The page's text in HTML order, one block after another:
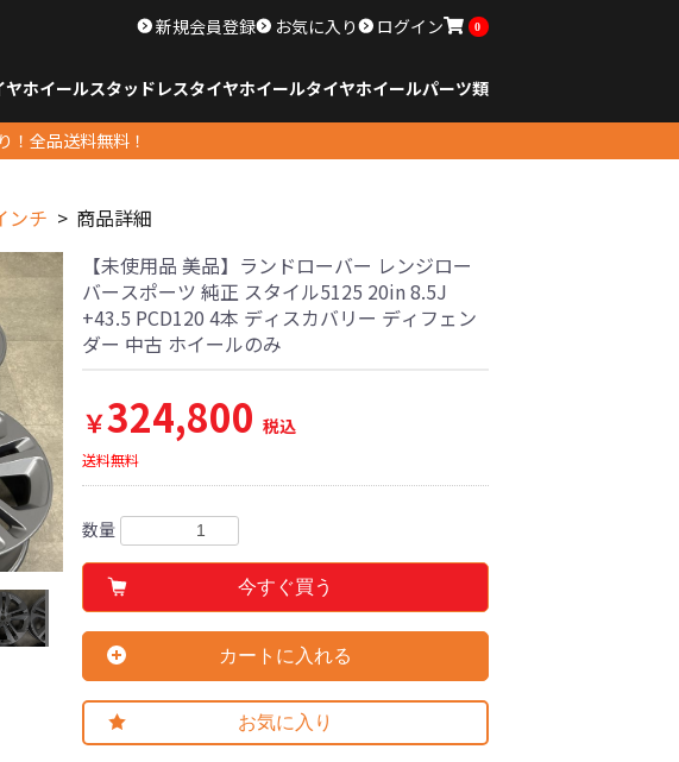
新規会員登録 お気に入り ログイン 0
ヤホイールスタッドレスタイヤホイールタイヤホイールパーツ類
！全品送料無料！
ンチ 商品詳細
【未使用品 美品】ランドローバー レンジロー
バースポーツ 純正 スタイル5125 20in 8.5J
+43.5 PCD120 4本 ディスカバリー ディフェン
ダー 中古 ホイールのみ
￥324,800 税込
送料無料
数量
今すぐ買う
カートに入れる
お気に入り